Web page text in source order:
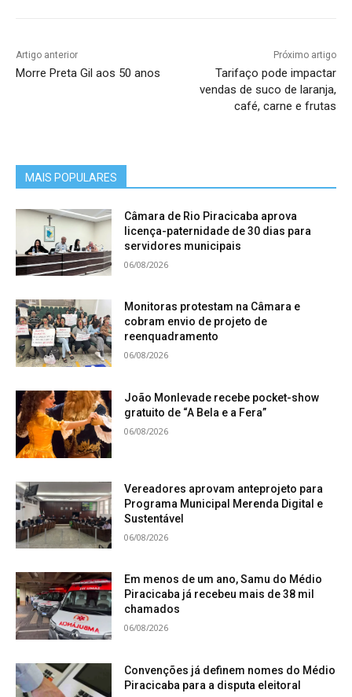
Artigo anterior
Morre Preta Gil aos 50 anos
Próximo artigo
Tarifaço pode impactar
vendas de suco de laranja,
café, carne e frutas
MAIS POPULARES
Câmara de Rio Piracicaba aprova
licença-paternidade de 30 dias para
servidores municipais
06/08/2026
Monitoras protestam na Câmara e
cobram envio de projeto de
reenquadramento
06/08/2026
João Monlevade recebe pocket-show
gratuito de “A Bela e a Fera”
06/08/2026
Vereadores aprovam anteprojeto para
Programa Municipal Merenda Digital e
Sustentável
06/08/2026
Em menos de um ano, Samu do Médio
Piracicaba já recebeu mais de 38 mil
chamados
06/08/2026
Convenções já definem nomes do Médio
Piracicaba para a disputa eleitoral